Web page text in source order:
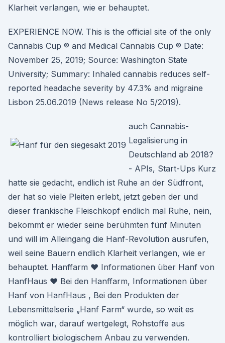
Klarheit verlangen, wie er behauptet.
EXPERIENCE NOW. This is the official site of the only
Cannabis Cup ® and Medical Cannabis Cup ® Date:
November 25, 2019; Source: Washington State
University; Summary: Inhaled cannabis reduces self-
reported headache severity by 47.3% and migraine
Lisbon 25.06.2019 (News release No 5/2019).
auch Cannabis-
Legalisierung in
Deutschland ab 2018?
- APIs, Start-Ups Kurz
hatte sie gedacht, endlich ist Ruhe an der Südfront,
der hat so viele Pleiten erlebt, jetzt geben der und
dieser fränkische Fleischkopf endlich mal Ruhe, nein,
bekommt er wieder seine berühmten fünf Minuten
und will im Alleingang die Hanf-Revolution ausrufen,
weil seine Bauern endlich Klarheit verlangen, wie er
behauptet. Hanffarm ♥ Informationen über Hanf von
HanfHaus ♥ Bei den Hanffarm, Informationen über
Hanf von HanfHaus , Bei den Produkten der
Lebensmittelserie „Hanf Farm“ wurde, so weit es
möglich war, darauf wertgelegt, Rohstoffe aus
kontrolliert biologischem Anbau zu verwenden.